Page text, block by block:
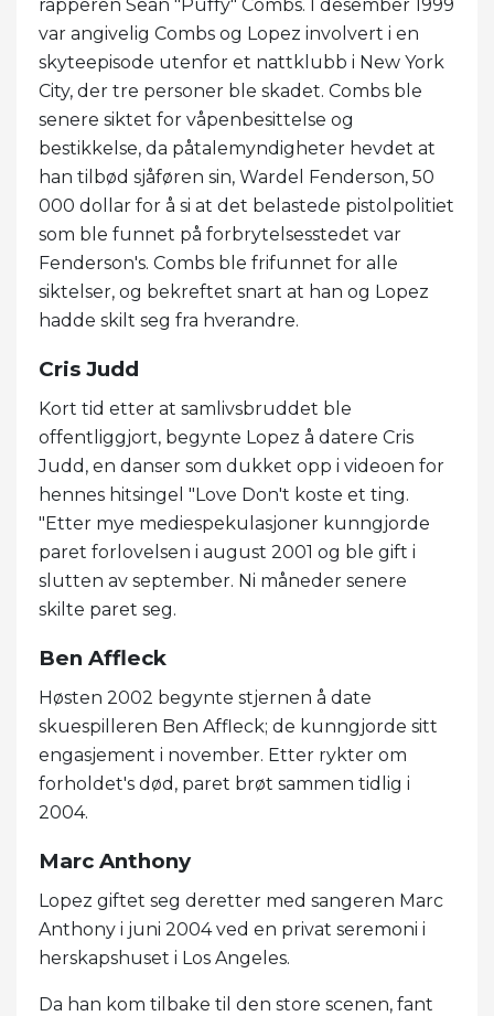
rapperen Sean "Puffy" Combs. I desember 1999
var angivelig Combs og Lopez involvert i en
skyteepisode utenfor et nattklubb i New York
City, der tre personer ble skadet. Combs ble
senere siktet for våpenbesittelse og
bestikkelse, da påtalemyndigheter hevdet at
han tilbød sjåføren sin, Wardel Fenderson, 50
000 dollar for å si at det belastede pistolpolitiet
som ble funnet på forbrytelsesstedet var
Fenderson's. Combs ble frifunnet for alle
siktelser, og bekreftet snart at han og Lopez
hadde skilt seg fra hverandre.
Cris Judd
Kort tid etter at samlivsbruddet ble
offentliggjort, begynte Lopez å datere Cris
Judd, en danser som dukket opp i videoen for
hennes hitsingel "Love Don't koste et ting.
"Etter mye mediespekulasjoner kunngjorde
paret forlovelsen i august 2001 og ble gift i
slutten av september. Ni måneder senere
skilte paret seg.
Ben Affleck
Høsten 2002 begynte stjernen å date
skuespilleren Ben Affleck; de kunngjorde sitt
engasjement i november. Etter rykter om
forholdet's død, paret brøt sammen tidlig i
2004.
Marc Anthony
Lopez giftet seg deretter med sangeren Marc
Anthony i juni 2004 ved en privat seremoni i
herskapshuset i Los Angeles.
Da han kom tilbake til den store scenen, fant